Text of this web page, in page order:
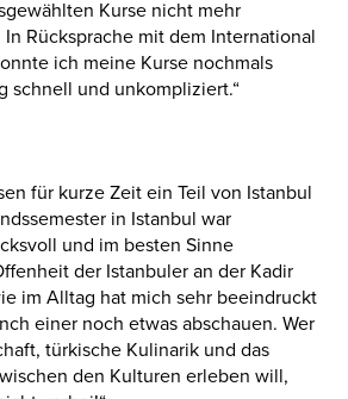
Kurse nicht mehr
Rücksprache mit dem International
ich meine Kurse nochmals
schnell und unkompliziert.“
für kurze Zeit ein Teil von Istanbul
in Istanbul war
und im besten Sinne
der Istanbuler an der Kadir
im Alltag hat mich sehr beeindruckt
einer noch etwas abschauen. Wer
türkische Kulinarik und das
den Kulturen erleben will,